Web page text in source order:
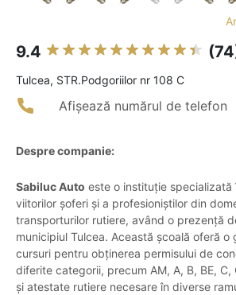
9.4
Tulcea, STR.Podgoriilor nr 108 C
Afișează numărul de telefon
Despre companie:
Sabiluc Auto este o instituție specializată
viitorilor șoferi și a profesioniștilor din
transporturilor rutiere, având o prezență
municipiul Tulcea. Această școală oferă o
cursuri pentru obținerea permisului de
diferite categorii, precum AM, A, B, BE, C,
și atestate rutiere necesare în diverse